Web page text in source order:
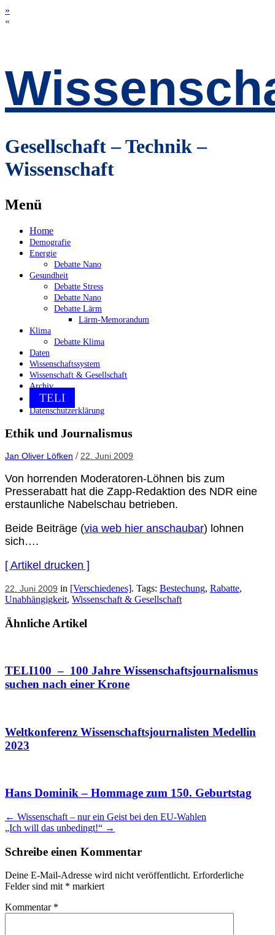
»
«
Gesellschaft – Technik –
Wissenschaft
Menü
Zum
Inhalt
springen
Home
Demografie
Energie
Debatte Nano
Gesundheit
Debatte Stress
Debatte Nano
Debatte Lärm
Lärm-Memorandum
Klima
Debatte Klima
Daten
Wissenschaftssystem
Wissenschaft & Gesellschaft
Archiv
TELI
Datenschutzerklärung
Ethik und Journalismus
Jan Oliver Löfken /22. Juni 2009
Von horrenden Moderatoren-Löhnen bis zum
Presserabatt hat die Zapp-Redaktion des NDR eine
erstaunliche Nabelschau betrieben.
Beide Beiträge (via web hier anschaubar) lohnen
sich….
[ Artikel drucken ]
22. Juni 2009 in [Verschiedenes]. Tags: Bestechung, Rabatte,
Unabhängigkeit, Wissenschaft & Gesellschaft
Ähnliche Artikel
TELI100 – 100 Jahre Wissenschaftsjournalismus
suchen nach einer Krone
Weltkonferenz Wissenschaftsjournalisten Medellin
2023
Hans Dominik – Hommage zum 150. Geburtstag
Artikel
Navigation
← Wissenschaft – nur ein Geist bei den EU-Wahlen
„Ich will das unbedingt!“ →
Schreibe einen Kommentar
Deine E-Mail-Adresse wird nicht veröffentlicht. Erforderliche
Felder sind mit * markiert
Kommentar *